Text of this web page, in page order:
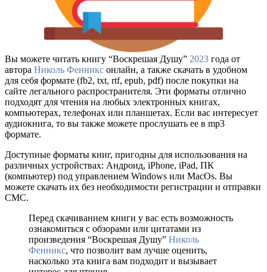
Вы можете читать книгу “Воскрешая Душу” 2023 года от
автора Николь Фенникс онлайн, а также скачать в удобном
для себя формате (fb2, txt, rtf, epub, pdf) после покупки на
сайте легального распространителя. Эти форматы отлично
подходят для чтения на любых электронных книгах,
компьютерах, телефонах или планшетах. Если вас интересует
аудиокнига, то вы также можете прослушать ее в mp3
формате.
Доступные форматы книг, пригодны для использования на
различных устройствах: Андроид, iPhone, iPad, ПК
(компьютер) под управлением Windows или MacOs. Вы
можете скачать их без необходимости регистрации и отправки
СМС.
Перед скачиванием книги у вас есть возможность
ознакомиться с обзорами или цитатами из
произведения “Воскрешая Душу” Николь
Фенникс, что позволит вам лучше оценить,
насколько эта книга вам подходит и вызывает